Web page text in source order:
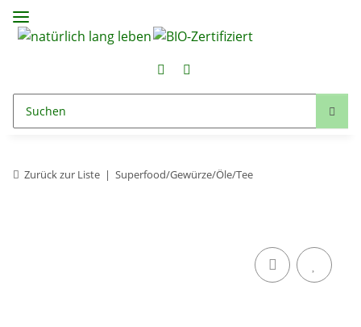
Zurück zur Liste Superfood/Gewürze/Öle/Tee